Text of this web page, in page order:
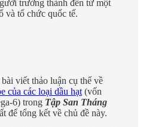
trưởng thành đến từ một
và tổ chức quốc tế.
viết thảo luận cụ thể về
của các loại dầu hạt (vốn
6) trong Tập San Tháng
để tổng kết về chủ đề này.